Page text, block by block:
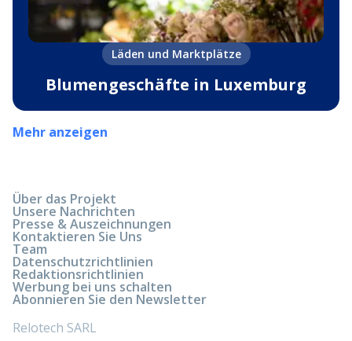
Läden und Marktplätze
Blumengeschäfte in Luxemburg
Mehr anzeigen
Über das Projekt
Unsere Nachrichten
Presse & Auszeichnungen
Kontaktieren Sie Uns
Team
Datenschutzrichtlinien
Redaktionsrichtlinien
Werbung bei uns schalten
Abonnieren Sie den Newsletter
Relotech SARL